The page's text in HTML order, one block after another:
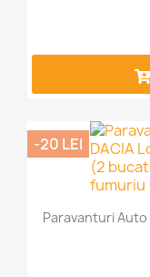
Paravanturi Auto
-20 LEI